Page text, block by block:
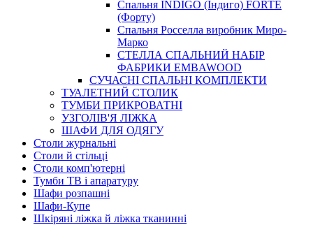
Спальня INDIGO (Індиго) FORTE
(Форту)
Спальня Росселла виробник Миро-
Марко
СТЕЛЛА СПАЛЬНИЙ НАБІР
ФАБРИКИ EMBAWOOD
СУЧАСНІ СПАЛЬНІ КОМПЛЕКТИ
ТУАЛЕТНИЙ СТОЛИК
ТУМБИ ПРИКРОВАТНІ
УЗГОЛІВ'Я ЛІЖКА
ШАФИ ДЛЯ ОДЯГУ
Столи журнальні
Столи й стільці
Столи комп'ютерні
Тумби ТВ і апаратуру
Шафи розпашні
Шафи-Купе
Шкіряні ліжка й ліжка тканинні